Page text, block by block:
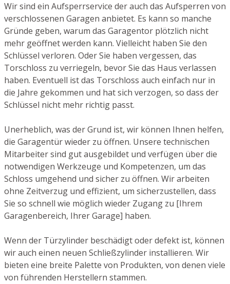
Wir sind ein Aufsperrservice der auch das Aufsperren von
verschlossenen Garagen anbietet. Es kann so manche
Gründe geben, warum das Garagentor plötzlich nicht
mehr geöffnet werden kann. Vielleicht haben Sie den
Schlüssel verloren. Oder Sie haben vergessen, das
Torschloss zu verriegeln, bevor Sie das Haus verlassen
haben. Eventuell ist das Torschloss auch einfach nur in
die Jahre gekommen und hat sich verzogen, so dass der
Schlüssel nicht mehr richtig passt.
Unerheblich, was der Grund ist, wir können Ihnen helfen,
die Garagentür wieder zu öffnen. Unsere technischen
Mitarbeiter sind gut ausgebildet und verfügen über die
notwendigen Werkzeuge und Kompetenzen, um das
Schloss umgehend und sicher zu öffnen. Wir arbeiten
ohne Zeitverzug und effizient, um sicherzustellen, dass
Sie so schnell wie möglich wieder Zugang zu [Ihrem
Garagenbereich, Ihrer Garage] haben.
Wenn der Türzylinder beschädigt oder defekt ist, können
wir auch einen neuen Schließzylinder installieren. Wir
bieten eine breite Palette von Produkten, von denen viele
von führenden Herstellern stammen.